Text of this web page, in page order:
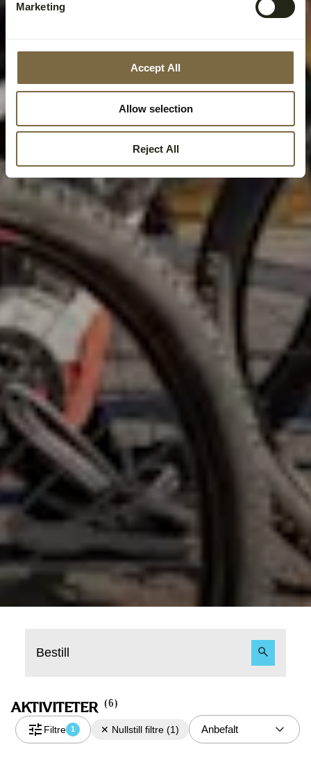
Marketing
Accept All
Allow selection
Reject All
Bestill
AKTIVITETER (6)
Filtre 1 ✕ Nullstill filtre (1) Anbefalt